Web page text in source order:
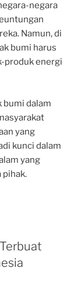
negara
Namun, di
bumi harus
produk energi
bumi dalam
yang
kunci dalam
yang
pihak.